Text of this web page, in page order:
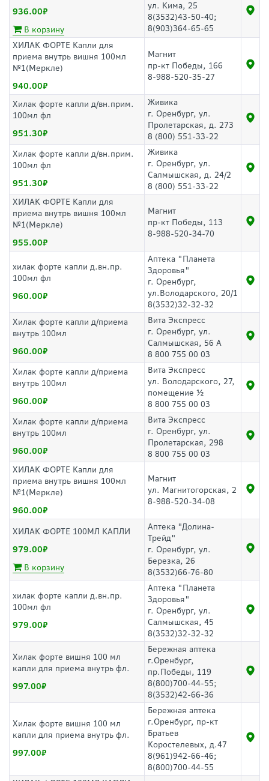
936.00
В корзину
ул. Кима, 25
8(3532)43-50-40;
8(903)364-65-65
ХИЛАК ФОРТЕ Капли для
приема внутрь вишня 100мл
№1(Меркле)
940.00
Магнит
пр-кт Победы, 166
8-988-520-35-27
Хилак форте капли д/вн.прим.
100мл фл
951.30
Живика
г. Оренбург, ул.
Пролетарская, д. 273
8 (800) 551-33-22
Хилак форте капли д/вн.прим.
100мл фл
951.30
Живика
г. Оренбург, ул.
Салмышская, д. 24/2
8 (800) 551-33-22
ХИЛАК ФОРТЕ Капли для
приема внутрь вишня 100мл
№1(Меркле)
955.00
Магнит
пр-кт Победы, 113
8-988-520-34-70
хилак форте капли д.вн.пр.
100мл фл
960.00
Аптека "Планета
Здоровья"
г. Оренбург,
ул.Володарского, 20/1
8(3532)32-32-32
Хилак форте капли д/приема
внутрь 100мл
960.00
Вита Экспресс
г. Оренбург, ул.
Салмышская, 56 А
8 800 755 00 03
Хилак форте капли д/приема
внутрь 100мл
960.00
Вита Экспресс
ул. Володарского, 27,
помещение ½
8 800 755 00 03
Хилак форте капли д/приема
внутрь 100мл
960.00
Вита Экспресс
г. Оренбург, ул.
Пролетарская, 298
8 800 755 00 03
ХИЛАК ФОРТЕ Капли для
приема внутрь вишня 100мл
№1(Меркле)
960.00
Магнит
ул. Магнитогорская, 2
8-988-520-34-08
ХИЛАК ФОРТЕ 100МЛ КАПЛИ
979.00
В корзину
Аптека "Долина-
Трейд"
г. Оренбург, ул.
Березка, 26
8(3532)66-76-80
хилак форте капли д.вн.пр.
100мл фл
979.00
Аптека "Планета
Здоровья"
г. Оренбург, ул.
Салмышская, 45
8(3532)32-32-32
Хилак форте вишня 100 мл
капли для приема внутрь фл.
997.00
Бережная аптека
г.Оренбург,
пр.Победы, 119
8(800)700-44-55;
8(3532)42-66-36
Хилак форте вишня 100 мл
капли для приема внутрь фл.
997.00
Бережная аптека
г.Оренбург, пр-кт
Братьев
Коростелевых, д.47
8(961)942-66-46;
8(800)700-44-55